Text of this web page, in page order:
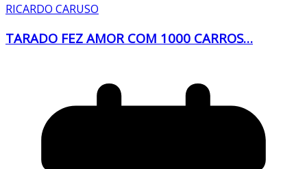
RICARDO CARUSO
TARADO FEZ AMOR COM 1000 CARROS…